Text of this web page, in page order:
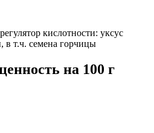
кислотности: уксус
в т.ч. семена горчицы
на 100 г